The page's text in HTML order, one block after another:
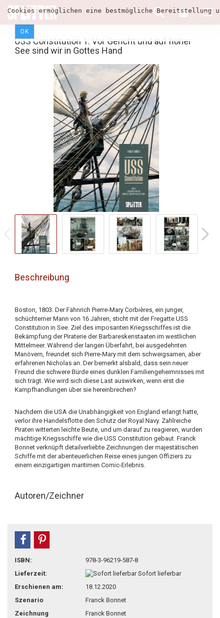
Cookies ermöglichen eine bestmögliche
OK
USS Constitution 1: Vor Gericht und auf hoher
See sind wir in Gottes Hand
Beschreibung
Boston, 1803. Der Fähnrich Pierre-Mary Corbières, ein junger,
schüchterner Mann von 16 Jahren, sticht mit der Fregatte USS
Constitution in See. Ziel des imposanten Kriegsschiffes ist die
Bekämpfung der Piraterie der Barbareskenstaaten im westlichen
Mittelmeer. Während der langen Überfahrt, bei ausgedehnten
Manövern, freundet sich Pierre-Mary mit dem schweigsamen, aber
erfahrenen Nicholas an. Der bemerkt alsbald, dass sein neuer
Freund die schwere Bürde eines dunklen Familiengeheimnisses mit
sich trägt. Wie wird sich diese Last auswirken, wenn erst die
Kampfhandlungen über sie hereinbrechen?
Nachdem die USA die Unabhängigkeit von England erlangt hatte,
verlor ihre Handelsflotte den Schutz der Royal Navy. Zahlreiche
Piraten witterten leichte Beute, und um darauf zu reagieren, wurden
mächtige Kriegsschiffe wie die USS Constitution gebaut. Franck
Bonnet verknüpft detailverliebte Zeichnungen der majestätischen
Schiffe mit der abenteuerlichen Reise eines jungen Offiziers zu
einem einzigartigen maritimen Comic-Erlebnis.
Autoren/Zeichner
teilen
ISBN:
978-3-96219-587-8
Lieferzeit:
Sofort lieferbar
Erschienen am:
18.12.2020
Szenario
Franck Bonnet
Zeichnung
Franck Bonnet